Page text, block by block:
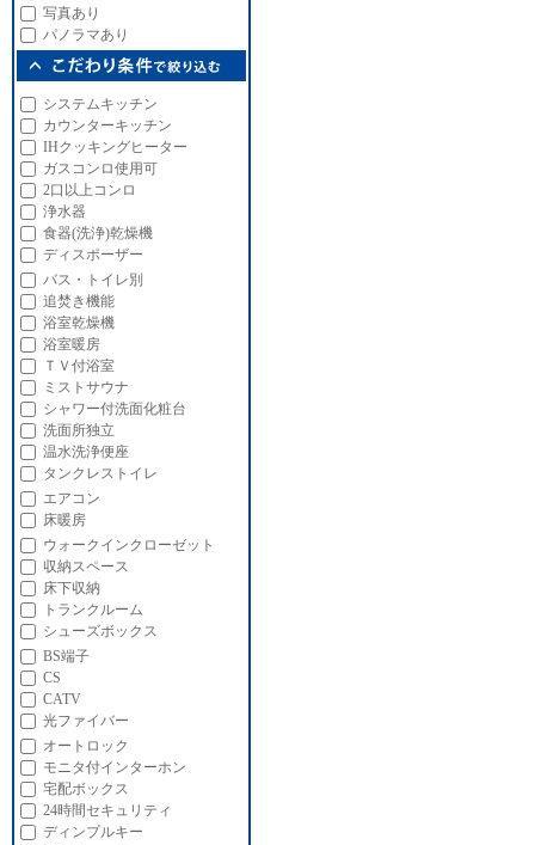
写真あり
パノラマあり
システムキッチン
カウンターキッチン
IHクッキングヒーター
ガスコンロ使用可
2口以上コンロ
浄水器
食器(洗浄)乾燥機
ディスポーザー
バス・トイレ別
追焚き機能
浴室乾燥機
浴室暖房
ＴＶ付浴室
ミストサウナ
シャワー付洗面化粧台
洗面所独立
温水洗浄便座
タンクレストイレ
エアコン
床暖房
ウォークインクローゼット
収納スペース
床下収納
トランクルーム
シューズボックス
BS端子
CS
CATV
光ファイバー
オートロック
モニタ付インターホン
宅配ボックス
24時間セキュリティ
ディンプルキー